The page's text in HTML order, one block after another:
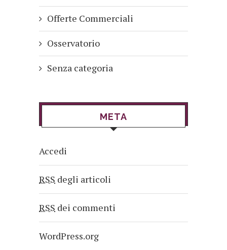
Offerte Commerciali
Osservatorio
Senza categoria
META
Accedi
RSS degli articoli
RSS dei commenti
WordPress.org